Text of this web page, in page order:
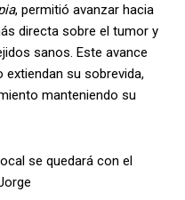
, permitió avanzar hacia
directa sobre el tumor y
sanos. Este avance
su sobrevida,
manteniendo su
se quedará con el